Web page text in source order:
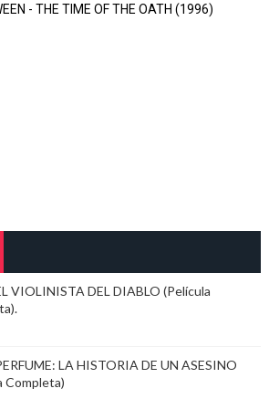
- THE TIME OF THE OATH (1996)
VIOLINISTA DEL DIABLO (Película
LA HISTORIA DE UN ASESINO
Completa)